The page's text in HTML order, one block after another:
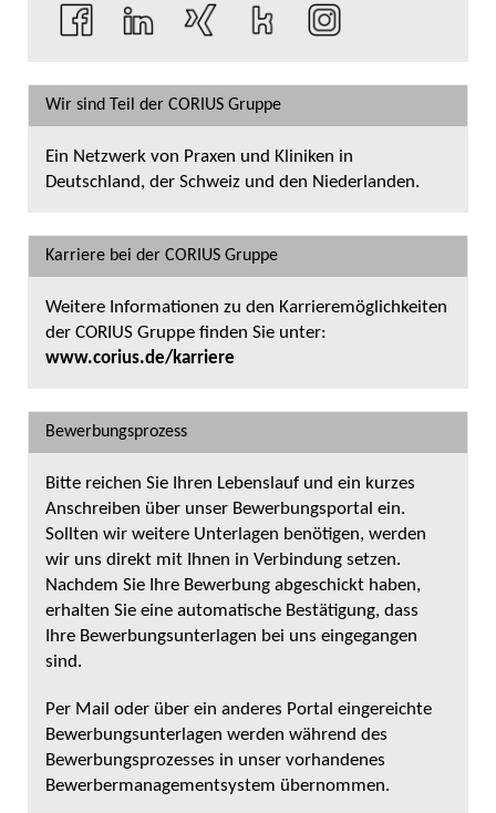
Wir sind Teil der CORIUS Gruppe
Ein Netzwerk von Praxen und Kliniken in
Deutschland, der Schweiz und den Niederlanden.
Karriere bei der CORIUS Gruppe
Weitere Informationen zu den Karrieremöglichkeiten
der CORIUS Gruppe finden Sie unter:
www.corius.de/karriere
Bewerbungsprozess
Bitte reichen Sie Ihren Lebenslauf und ein kurzes
Anschreiben über unser Bewerbungsportal ein.
Sollten wir weitere Unterlagen benötigen, werden
wir uns direkt mit Ihnen in Verbindung setzen.
Nachdem Sie Ihre Bewerbung abgeschickt haben,
erhalten Sie eine automatische Bestätigung, dass
Ihre Bewerbungsunterlagen bei uns eingegangen
sind.
Per Mail oder über ein anderes Portal eingereichte
Bewerbungsunterlagen werden während des
Bewerbungsprozesses in unser vorhandenes
Bewerbermanagementsystem übernommen.